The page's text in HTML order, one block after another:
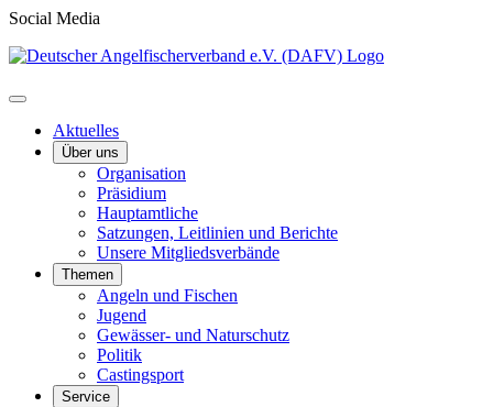
Social Media
Aktuelles
Über uns
Organisation
Präsidium
Hauptamtliche
Satzungen, Leitlinien und Berichte
Unsere Mitgliedsverbände
Themen
Angeln und Fischen
Jugend
Gewässer- und Naturschutz
Politik
Castingsport
Service